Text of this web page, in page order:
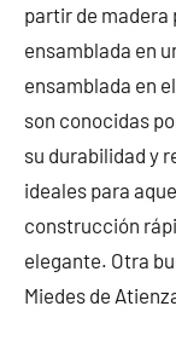
partir de
ensamblada en
ensamblada en
son conocidas
su durabilidad y
ideales para
construcción
elegante. Otra
Miedes de